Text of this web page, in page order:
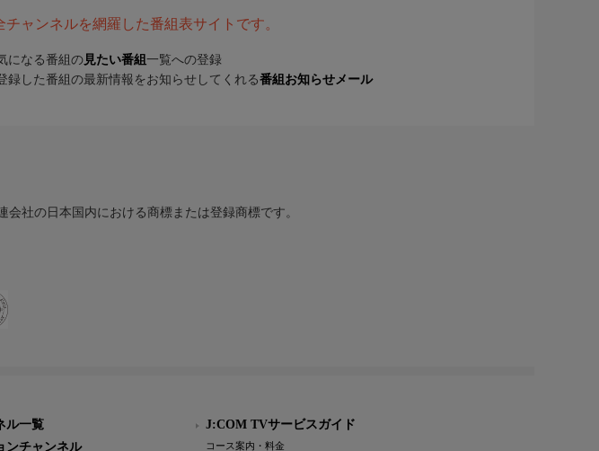
ャンネルを網羅した番組表サイトです。
になる番組の 見たい番組 一覧への登録
録した番組の最新情報をお知らせしてくれる番組お知らせメール
社の日本国内における商標または登録商標です。
ル一覧
ンチャンネル
J:COM TVサービスガイド
コース案内・料金